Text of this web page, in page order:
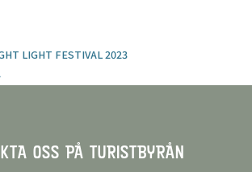
LIGHT FESTIVAL 2023
OSS PÅ TURISTBYRÅN